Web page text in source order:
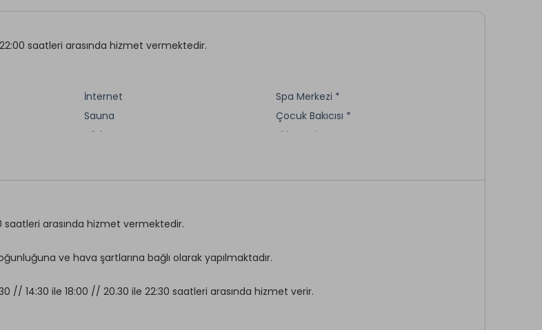
saatleri arasında hizmet vermektedir.
İnternet
Sauna
Türk Hamamı
Butik *
Spa Merkezi *
Çocuk Bakıcısı *
Skipass *
saatleri arasında hizmet vermektedir.
ve hava şartlarına bağlı olarak yapılmaktadır.
// 14:30 ile 18:00 // 20.30 ile 22:30 saatleri arasında hizmet verir.